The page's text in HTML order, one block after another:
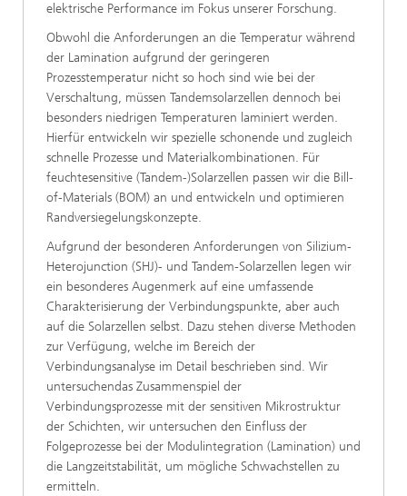
elektrische Performance im Fokus unserer Forschung.
Obwohl die Anforderungen an die Temperatur während
der Lamination aufgrund der geringeren
Prozesstemperatur nicht so hoch sind wie bei der
Verschaltung, müssen Tandemsolarzellen dennoch bei
besonders niedrigen Temperaturen laminiert werden.
Hierfür entwickeln wir spezielle schonende und zugleich
schnelle Prozesse und Materialkombinationen. Für
feuchtesensitive (Tandem-)Solarzellen passen wir die Bill-
of-Materials (BOM) an und entwickeln und optimieren
Randversiegelungskonzepte.
Aufgrund der besonderen Anforderungen von Silizium-
Heterojunction (SHJ)- und Tandem-Solarzellen legen wir
ein besonderes Augenmerk auf eine umfassende
Charakterisierung der Verbindungspunkte, aber auch
auf die Solarzellen selbst. Dazu stehen diverse Methoden
zur Verfügung, welche im Bereich der
Verbindungsanalyse im Detail beschrieben sind. Wir
untersuchendas Zusammenspiel der
Verbindungsprozesse mit der sensitiven Mikrostruktur
der Schichten, wir untersuchen den Einfluss der
Folgeprozesse bei der Modulintegration (Lamination) und
die Langzeitstabilität, um mögliche Schwachstellen zu
ermitteln.